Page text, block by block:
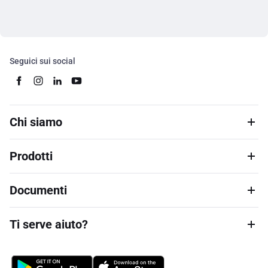
Seguici sui social
Chi siamo
Prodotti
Documenti
Ti serve aiuto?